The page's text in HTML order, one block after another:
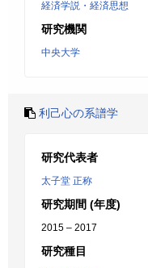
経済学説・経済思想
研究機関
中央大学
利己心の系譜学
研究代表者
太子堂 正称
研究期間 (年度)
2015 – 2017
研究種目